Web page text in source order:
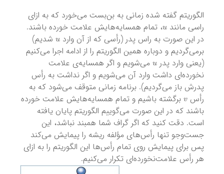
الگوریتم گفته شده زمانی به بن‌بست می‌خورد که به ازای
راسی مانند u، تمام همسایه‌هایش علامت خورده باشند.
در این صورت به راس پدر (رأسی که از آن وارد u شدیم)
بر‌می‌گردیم و دوباره همین الگوریتم را از ادامه اجرا می‌کنیم
(یعنی وارد پدر uمی‌شویم و اگر همسایه‌ی علامت
نخورده‌ای داشت وارد آن می‌شویم و اگر نداشت به رأس
پدرش باز می‌گردیم). برنامه زمانی متوقف می‌شود که به
رأس vبرگشته باشیم و تمام همسایه‌هایش علامت خورده
باشند که در این صورت می‌گوییم الگوریتم پایان یافته
است. دقت کنید که اگر گراف شما همبند نباشد، این
جست‌و‌جو تنها رأس‌های مؤلفه ریشه را پیمایش می‌کند
پس برای پیمایش روی تمام رأس‌ها این الگوریتم را به ازای
هر رأس علامت‌نخورده‌ای تکرار می‌کنیم.